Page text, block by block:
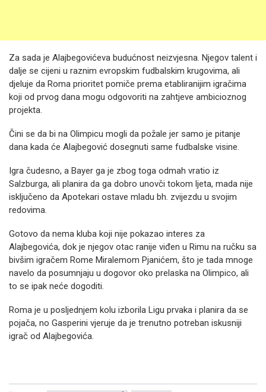
Za sada je Alajbegovićeva budućnost neizvjesna. Njegov talent i
dalje se cijeni u raznim evropskim fudbalskim krugovima, ali
djeluje da Roma prioritet pomiče prema etabliranijim igračima
koji od prvog dana mogu odgovoriti na zahtjeve ambicioznog
projekta.
Čini se da bi na Olimpicu mogli da požale jer samo je pitanje
dana kada će Alajbegović dosegnuti same fudbalske visine.
Igra čudesno, a Bayer ga je zbog toga odmah vratio iz
Salzburga, ali planira da ga dobro unovči tokom ljeta, mada nije
isključeno da Apotekari ostave mladu bh. zvijezdu u svojim
redovima.
Gotovo da nema kluba koji nije pokazao interes za
Alajbegovića, dok je njegov otac ranije viđen u Rimu na ručku sa
bivšim igračem Rome Miralemom Pjanićem, što je tada mnoge
navelo da posumnjaju u dogovor oko prelaska na Olimpico, ali
to se ipak neće dogoditi.
Roma je u posljednjem kolu izborila Ligu prvaka i planira da se
pojača, no Gasperini vjeruje da je trenutno potreban iskusniji
igrač od Alajbegovića.